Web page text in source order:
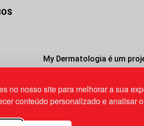
no nosso site para melhorar a sua
conteúdo personalizado e analisar
My Dermatologia é um
282 Lisboa | Portugal